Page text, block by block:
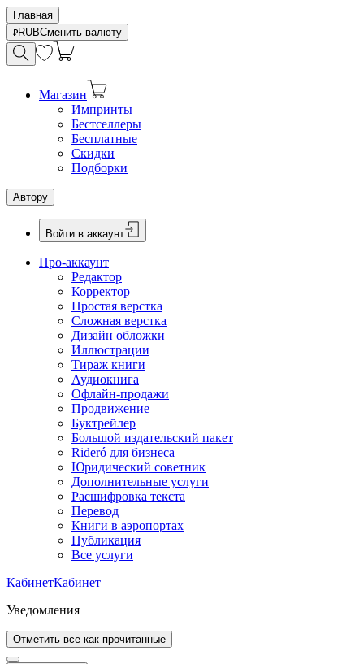
Главная
RUBСменить валюту
Магазин
Импринты
Бестселлеры
Бесплатные
Скидки
Подборки
Автору
Войти в аккаунт
Про-аккаунт
Редактор
Корректор
Простая верстка
Сложная верстка
Дизайн обложки
Иллюстрации
Тираж книги
Аудиокнига
Офлайн-продажи
Продвижение
Буктрейлер
Большой издательский пакет
Rideró для бизнеса
Юридический советник
Дополнительные услуги
Расшифровка текста
Перевод
Книги в аэропортах
Публикация
Все услуги
КабинетКабинет
Уведомления
Отметить все как прочитанные